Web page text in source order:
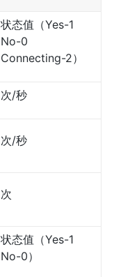
状态值（Yes-1
No-0
Connecting-2）
次/秒
次/秒
次
状态值（Yes-1
No-0）